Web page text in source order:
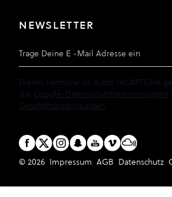
NEWSLETTER
Dieses Formular ist durch reCAPTCHA
die Google-Datenschutzbestimmungen
Geschäftsbedingungen.
© 2026 Impressum AGB Datenschutz